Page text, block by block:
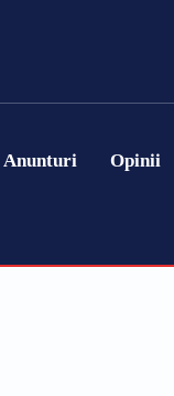
Anunturi Opinii